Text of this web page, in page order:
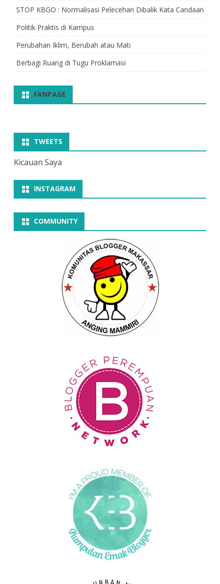
STOP KBGO : Normalisasi Pelecehan Dibalik Kata Candaan
Politik Praktis di Kampus
Perubahan Iklim, Berubah atau Mati
Berbagi Ruang di Tugu Proklamasi
FANPAGE
TWEETS
Kicauan Saya
INSTAGRAM
COMMUNITY